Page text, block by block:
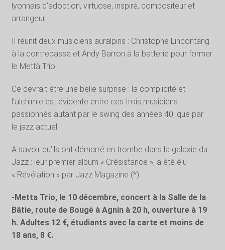
lyonnais d’adoption, virtuose, inspiré, compositeur et
arrangeur.
Il réunit deux musiciens auralpins : Christophe Lincontang
à la contrebasse et Andy Barron à la batterie pour former
le Mettà Trio.
Ce devrait être une belle surprise : la complicité et
l’alchimie est évidente entre ces trois musiciens
passionnés autant par le swing des années 40, que par
le jazz actuel.
A savoir qu’ils ont démarré en trombe dans la galaxie du
Jazz : leur premier album « Crésistance », a été élu
« Révélation » par Jazz Magazine (*)
-Metta Trio, le 10 décembre, concert à la Salle de la
Bâtie, route de Bougé à Agnin à 20 h, ouverture à 19
h. Adultes 12 €, étudiants avec la carte et moins de
18 ans, 8 €.